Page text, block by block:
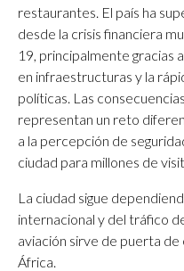
restaurantes. El país ha
desde la crisis financiera
19, principalmente gracias
en infraestructuras y la
políticas. Las
representan un reto
a la percepción de
ciudad para millones de
La ciudad sigue
internacional y del tráfico
aviación sirve de puerta
África.